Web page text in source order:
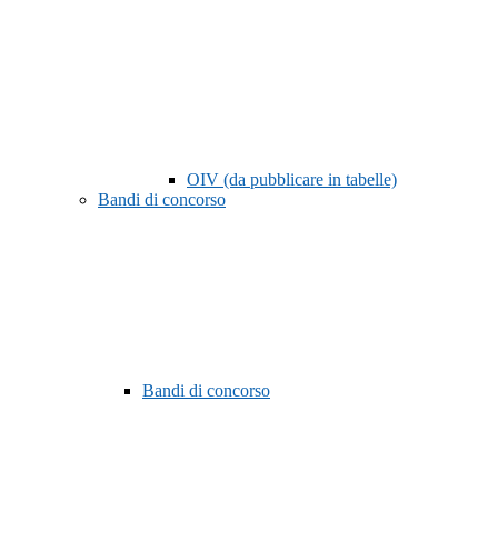
OIV (da pubblicare in tabelle)
Bandi di concorso
Bandi di concorso